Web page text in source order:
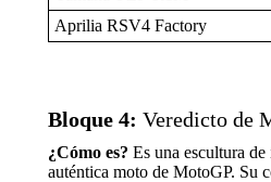
Aprilia RSV4 Factory
Bloque 4: Veredicto de
¿Cómo es? Es una escultura
auténtica moto de MotoGP. Su